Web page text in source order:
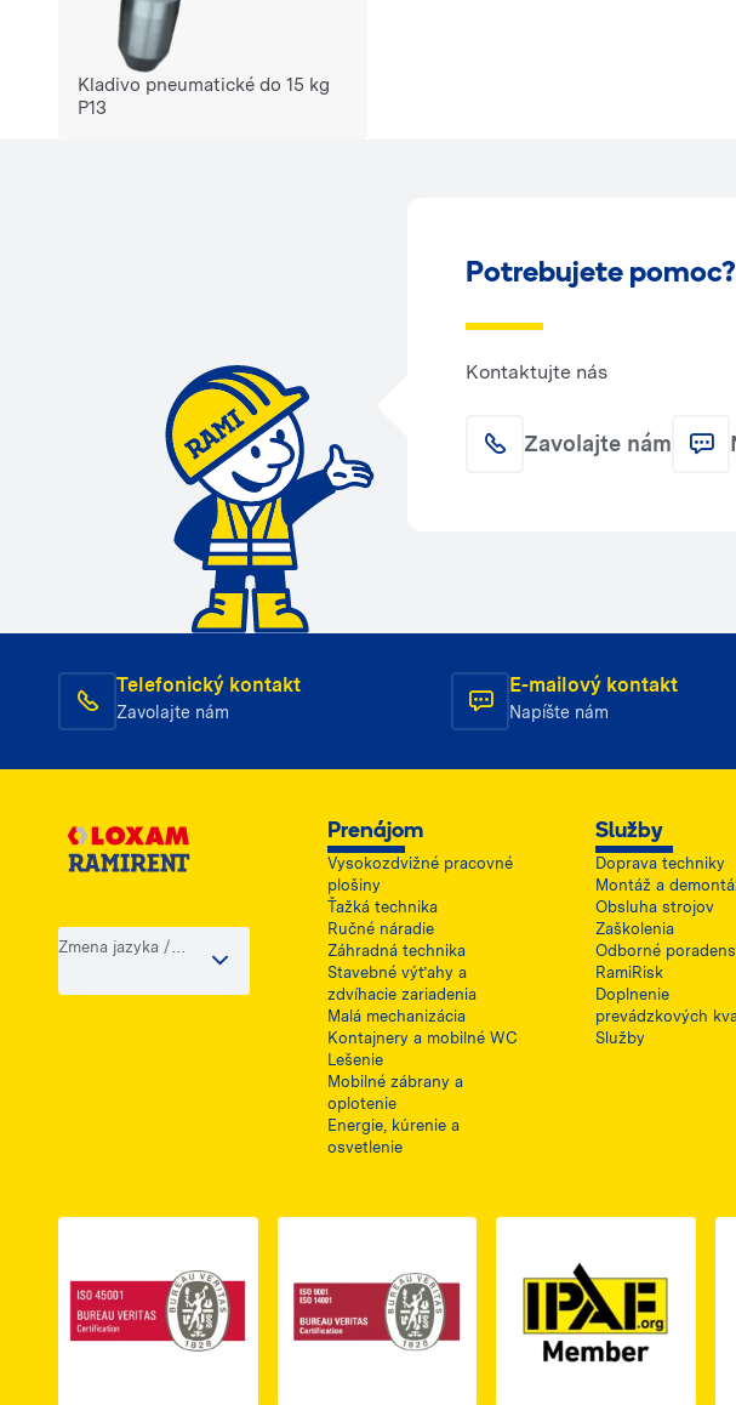
Kladivo pneumatické do 15 kg
P13
Potrebujete pomoc?
Kontaktujte nás
Zavolajte nám
Telefonický kontakt
Zavolajte nám
E-mailový kontakt
Napíšte nám
Zmena jazyka /
Prenájom
Vysokozdvižné pracovné
plošiny
Ťažká technika
Ručné náradie
Záhradná technika
Stavebné výťahy a
zdvíhacie zariadenia
Malá mechanizácia
Kontajnery a mobilné WC
Lešenie
Mobilné zábrany a
oplotenie
Energie, kúrenie a
osvetlenie
Služby
Doprava techniky
Montáž a
Obsluha strojov
Zaškolenia
Odborné
RamiRisk
Doplnenie
prevádzkových
Služby
Link do dokumentu PDF z certyfikatem ISO 1, otwiera się w
Link do dokumentu PDF z certyfikatem
Link do